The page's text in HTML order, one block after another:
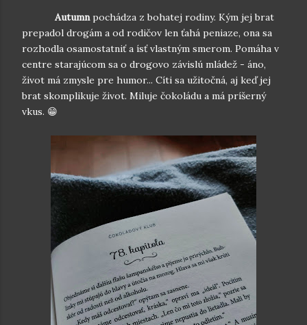
Autumn pochádza z bohatej rodiny. Kým jej brat
prepadol drogám a od rodičov len ťahá peniaze, ona sa
rozhodla osamostatniť a ísť vlastným smerom. Pomáha v
centre starajúcom sa o drogovo závislú mládež - áno,
život má zmysle pre humor... Cíti sa užitočná, aj keď jej
brat skomplikuje život. Miluje čokoládu a má príšerný
vkus. 😁